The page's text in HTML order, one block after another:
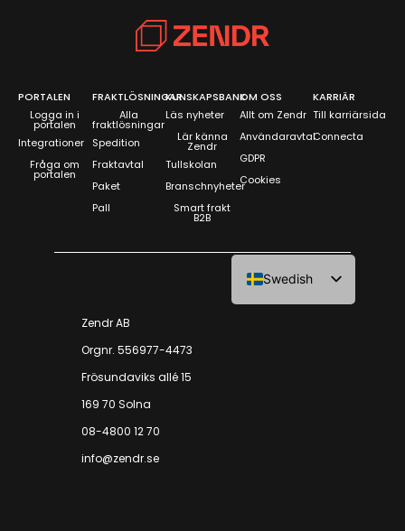
PORTALEN
Logga in i
portalen
Integrationer
Fråga om
portalen
FRAKTLÖSNINGAR
Alla
fraktlösningar
Spedition
Fraktavtal
Paket
Pall
KUNSKAPSBANK
Läs nyheter
Lär känna
Zendr
Tullskolan
Branschnyheter
Smart frakt
B2B
OM OSS
Allt om Zendr
Användaravtal
GDPR
Cookies
KARRIÄR
Till karriärsida
Connecta
Swedish
Norwegian
Zendr AB
Orgnr. 556977-4473
Frösundaviks allé 15
169 70 Solna
08-4800 12 70
info@zendr.se